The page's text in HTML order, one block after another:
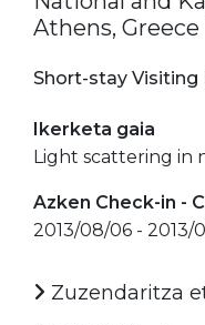
Athens, Greece
Short-stay Visiting
Ikerketa gaia
Light scattering in
Azken Check-in -
2013/08/06 - 2013/
Zuzendaritza